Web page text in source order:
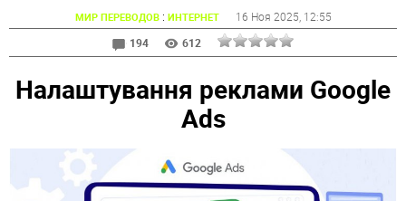
МИР ПЕРЕВОДОВ: ИНТЕРНЕТ 16 Ноя 2025 , 12:55
194
612
Налаштування реклами Google
Ads